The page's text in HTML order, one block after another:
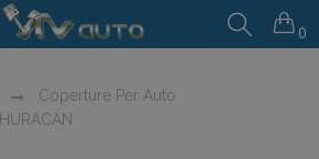
0
Coperture Per Auto
HURACAN